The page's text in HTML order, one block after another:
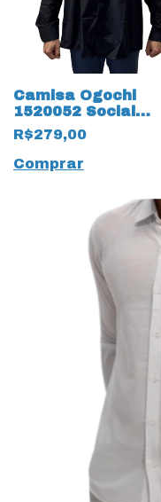
Camisa Ogochi
1520052 Social
Tamanhos
Tricoline 19508
R$279,00
Comprar